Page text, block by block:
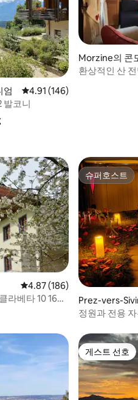
엄 평점 4.91점(5점 만점), 후기
4.91 (146)
발코니
Morzine의 콘
환상적인 산
평점 4.87점(5점 만점), 후기
4.87 (186)
라베타 10 1645
슈퍼호스트
슈퍼호스트
Prez-vers-
정원과 전용
게스트 선호
게스트 선호